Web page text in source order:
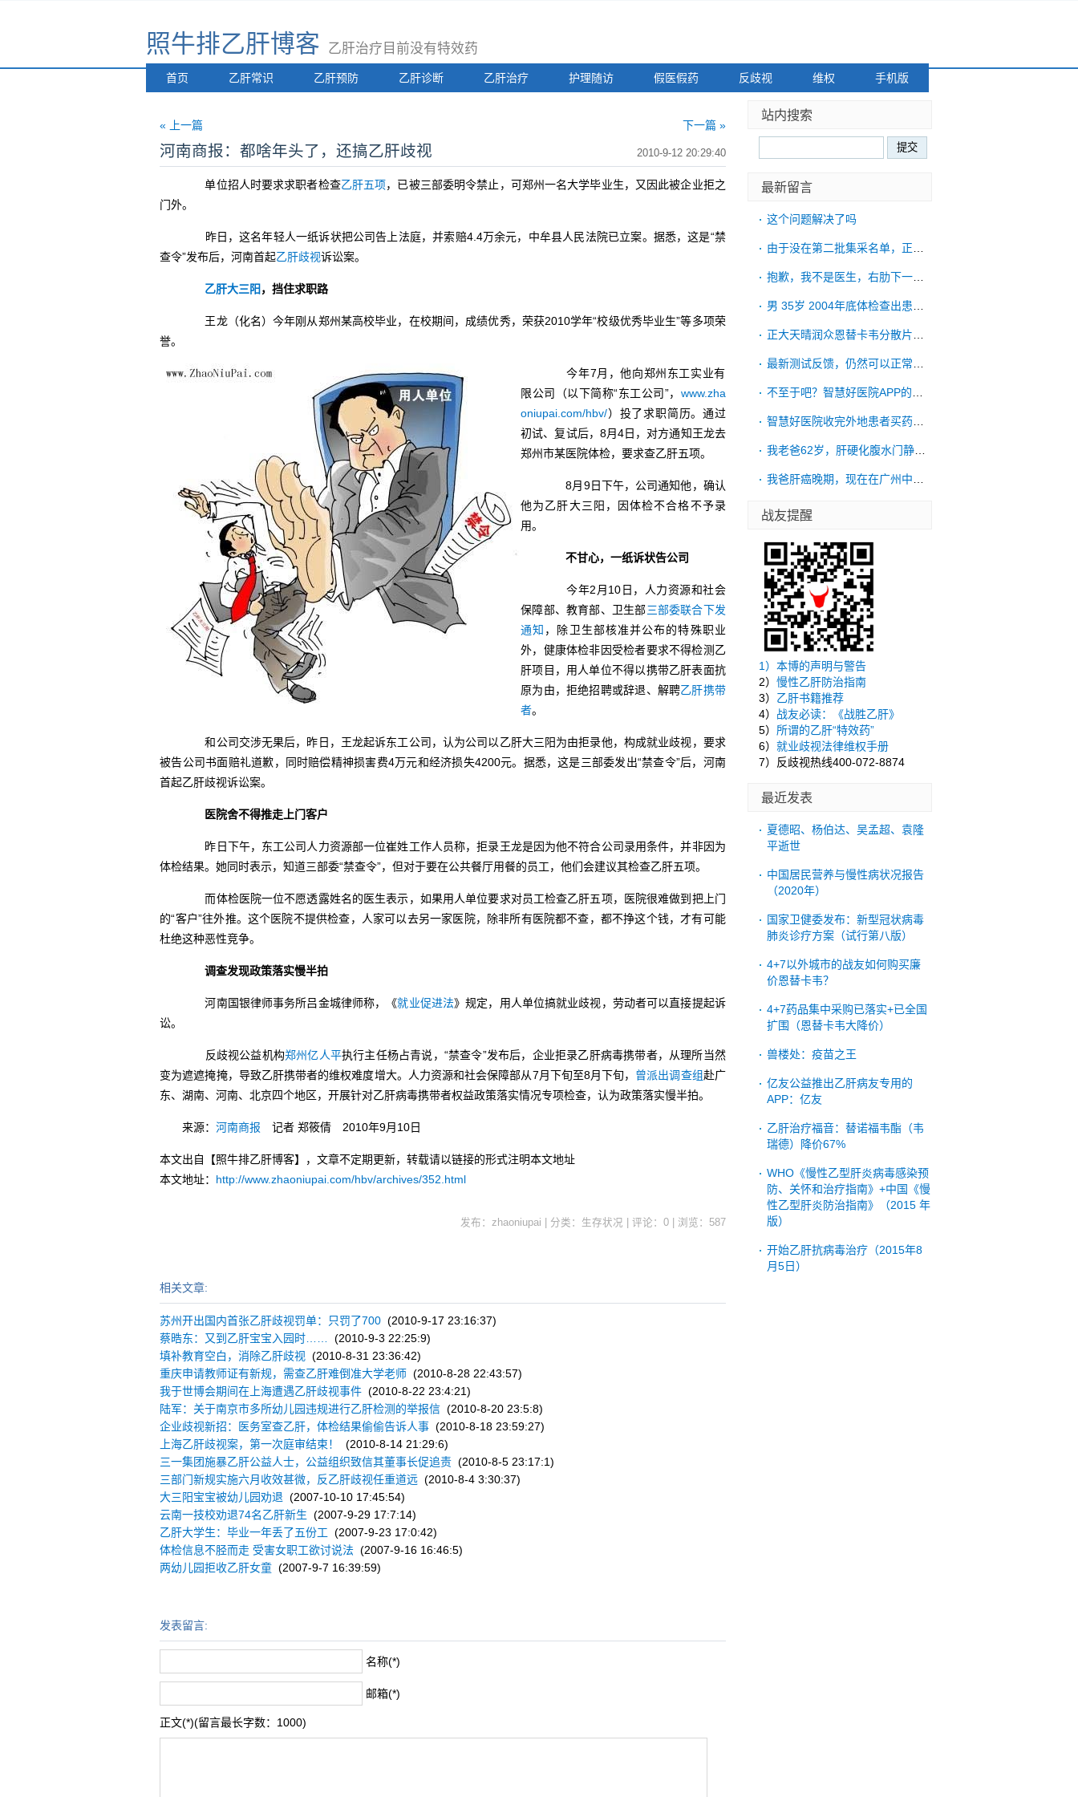
照牛排乙肝博客 乙肝治疗目前没有特效药
首页 乙肝常识 乙肝预防 乙肝诊断 乙肝治疗 护理随访 假医假药 反歧视 维权 手机版
« 上一篇 下一篇 »
2010-9-12 20:29:40
河南商报：都啥年头了，还搞乙肝歧视
单位招人时要求求职者检查乙肝五项，已被三部委明令禁止，可郑州一名大学毕业生，又因此被企业拒之
门外。
昨日，这名年轻人一纸诉状把公司告上法庭，并索赔4.4万余元，中牟县人民法院已立案。据悉，这是“禁
查令”发布后，河南首起乙肝歧视诉讼案。
乙肝大三阳 ，挡住求职路
王龙（化名）今年刚从郑州某高校毕业，在校期间，成绩优秀，荣获2010学年“校级优秀毕业生”等多项荣
誉。
今年7月，他向郑州东工实业有
限公司（以下简称“东工公司”， www.zha
oniupai.com/hbv/）投了求职简历。通过
初试、复试后，8月4日，对方通知王龙去
郑州市某医院体检，要求查乙肝五项。
8月9日下午，公司通知他，确认
他为乙肝大三阳，因体检不合格不予录
用。
不甘心，一纸诉状告公司
今年2月10日，人力资源和社会
保障部、教育部、卫生部三部委联合下发
通知 ，除卫生部核准并公布的特殊职业
外，健康体检非因受检者要求不得检测乙
肝项目，用人单位不得以携带乙肝表面抗
原为由，拒绝招聘或辞退、解聘乙肝携带
者。
和公司交涉无果后，昨日，王龙起诉东工公司，认为公司以乙肝大三阳为由拒录他，构成就业歧视，要求
被告公司书面赔礼道歉，同时赔偿精神损害费4万元和经济损失4200元。据悉，这是三部委发出“禁查令”后，河南
首起乙肝歧视诉讼案。
医院舍不得推走上门客户
昨日下午，东工公司人力资源部一位崔姓工作人员称，拒录王龙是因为他不符合公司录用条件，并非因为
体检结果。她同时表示，知道三部委“禁查令”，但对于要在公共餐厅用餐的员工，他们会建议其检查乙肝五项。
而体检医院一位不愿透露姓名的医生表示，如果用人单位要求对员工检查乙肝五项，医院很难做到把上门
的“客户”往外推。这个医院不提供检查，人家可以去另一家医院，除非所有医院都不查，都不挣这个钱，才有可能
杜绝这种恶性竞争。
调查发现政策落实慢半拍
河南国银律师事务所吕金城律师称，《就业促进法》规定，用人单位搞就业歧视，劳动者可以直接提起诉
讼。
反歧视公益机构郑州亿人平执行主任杨占青说，“禁查令”发布后，企业拒录乙肝病毒携带者，从理所当然
变为遮遮掩掩，导致乙肝携带者的维权难度增大。人力资源和社会保障部从7月下旬至8月下旬， 曾派出调查组赴广
东、湖南、河南、北京四个地区，开展针对乙肝病毒携带者权益政策落实情况专项检查，认为政策落实慢半拍。
来源：河南商报 记者 郑筱倩 2010年9月10日
本文出自【照牛排乙肝博客】，文章不定期更新，转载请以链接的形式注明本文地址
本文地址： http://www.zhaoniupai.com/hbv/archives/352.html
发布：zhaoniupai | 分类：生存状况 | 评论：0 | 浏览： 587
相关文章:
苏州开出国内首张乙肝歧视罚单：只罚了700 (2010-9-17 23:16:37)
蔡晧东：又到乙肝宝宝入园时……
(2010-9-3 22:25:9)
填补教育空白，消除乙肝歧视 (2010-8-31 23:36:42)
重庆申请教师证有新规，需查乙肝难倒准大学老师 (2010-8-28 22:43:57)
我于世博会期间在上海遭遇乙肝歧视事件 (2010-8-22 23:4:21)
陆军：关于南京市多所幼儿园违规进行乙肝检测的举报信 (2010-8-20 23:5:8)
企业歧视新招：医务室查乙肝，体检结果偷偷告诉人事 (2010-8-18 23:59:27)
上海乙肝歧视案，第一次庭审结束！
(2010-8-14 21:29:6)
三一集团施暴乙肝公益人士，公益组织致信其董事长促追责 (2010-8-5 23:17:1)
三部门新规实施六月收效甚微，反乙肝歧视任重道远 (2010-8-4 3:30:37)
大三阳宝宝被幼儿园劝退 (2007-10-10 17:45:54)
云南一技校劝退74名乙肝新生 (2007-9-29 17:7:14)
乙肝大学生：毕业一年丢了五份工 (2007-9-23 17:0:42)
体检信息不胫而走 受害女职工欲讨说法 (2007-9-16 16:46:5)
两幼儿园拒收乙肝女童 (2007-9-7 16:39:59)
发表留言:
名称(*)
邮箱(*)
正文(*)(留言最长字数：1000)
站内搜索
最新留言
这个问题解决了吗
战友提醒
1） 本博的声明与警告
2） 慢性乙肝防治指南
3） 乙肝书籍推荐
4） 战友必读：《战胜乙肝》
5） 所谓的乙肝“特效药”
6） 就业歧视法律维权手册
7）反歧视热线400-072-8874
最近发表
夏德昭、杨伯达、吴孟超、袁隆
平逝世
中国居民营养与慢性病状况报告
（2020年）
国家卫健委发布：新型冠状病毒
肺炎诊疗方案（试行第八版）
4+7以外城市的战友如何购买廉
价恩替卡韦？
4+7药品集中采购已落实+已全国
扩围（恩替卡韦大降价）
兽楼处：疫苗之王
亿友公益推出乙肝病友专用的
APP：亿友
乙肝治疗福音：替诺福韦酯（韦
瑞德）降价67%
WHO《慢性乙型肝炎病毒感染预
防、关怀和治疗指南》+中国《慢
性乙型肝炎防治指南》（2015 年
版）
开始乙肝抗病毒治疗（2015年8
月5日）